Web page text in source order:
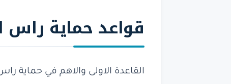
قواعد حماية راس
القاعدة الاولى والاهم في